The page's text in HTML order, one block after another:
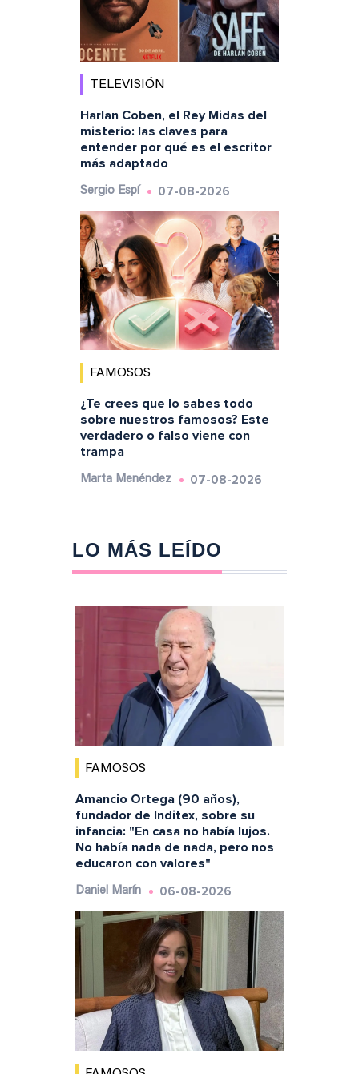
TELEVISIÓN
Harlan Coben, el Rey Midas del
misterio: las claves para
entender por qué es el escritor
más adaptado
Sergio Espí 07-08-2026
FAMOSOS
¿Te crees que lo sabes todo
sobre nuestros famosos? Este
verdadero o falso viene con
trampa
Marta Menéndez 07-08-2026
LO MÁS LEÍDO
FAMOSOS
Amancio Ortega (90 años),
fundador de Inditex, sobre su
infancia: "En casa no había lujos.
No había nada de nada, pero nos
educaron con valores"
Daniel Marín 06-08-2026